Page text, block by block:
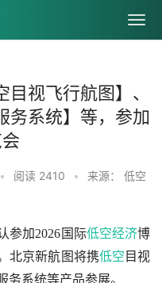
视飞行航图】、
务系统】等，参加
• 阅读 2410 •
来源： 低空
参加2026国际低空经济博
北京新航图将携低空 目视
务系统等产品参展。